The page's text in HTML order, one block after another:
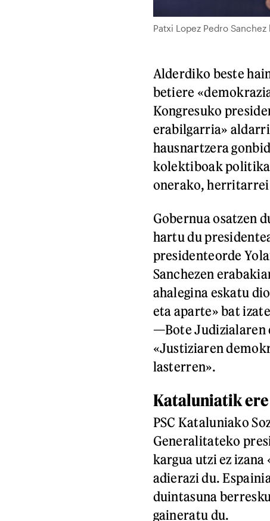
Patxi Lopez Pedro Sanchez
Alderdiko beste
betiere
Kongresuko
erabilgarria»
hausnartzera
kolektiboak politika
onerako,
Gobernua osatzen
hartu du
presidenteorde
Sanchezen
ahalegina eskatu
eta aparte» bat
—Bote Judizialaren
«Justiziaren
lasterren».
Kataluniatik
PSC Kataluniako
Generalitateko
kargua utzi ez
adierazi du.
duintasuna
gaineratu du.